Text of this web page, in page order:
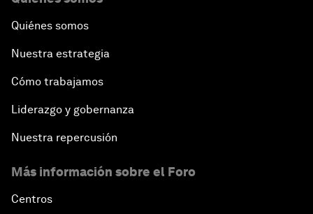
Quiénes somos
Nuestra estrategia
Cómo trabajamos
Liderazgo y gobernanza
Nuestra repercusión
Más información sobre el Foro
Centros